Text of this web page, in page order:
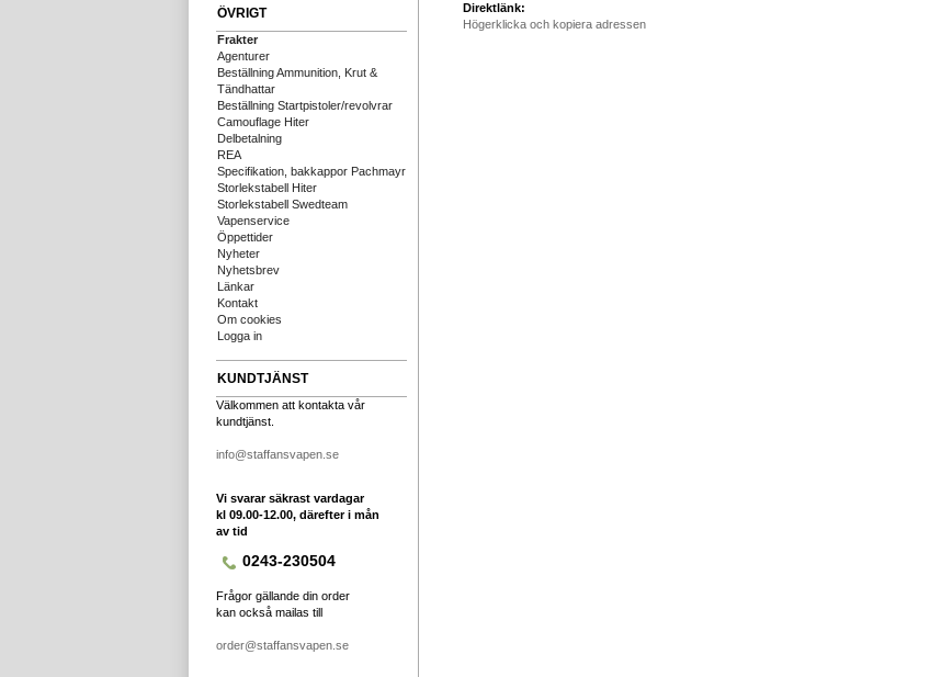
ÖVRIGT
Frakter
Agenturer
Beställning Ammunition, Krut &
Tändhattar
Beställning Startpistoler/revolvrar
Camouflage Hiter
Delbetalning
REA
Specifikation, bakkappor Pachmayr
Storlekstabell Hiter
Storlekstabell Swedteam
Vapenservice
Öppettider
Nyheter
Nyhetsbrev
Länkar
Kontakt
Om cookies
Logga in
KUNDTJÄNST
Välkommen att kontakta vår
kundtjänst.
info@staffansvapen.se
Vi svarar säkrast vardagar
kl 09.00-12.00, därefter i mån
av tid
0243-230504
Frågor gällande din order
kan också mailas till
order@staffansvapen.se
Direktlänk:
Högerklicka och kopiera adressen